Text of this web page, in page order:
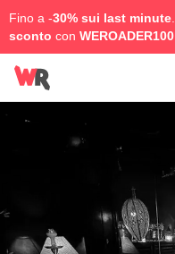
Fino a -30% sui last minute
sconto con WEROADER100